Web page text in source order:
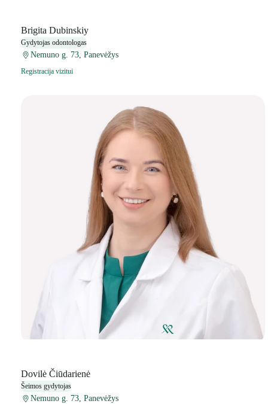
Brigita Dubinskiy
Gydytojas odontologas
Nemuno g. 73, Panevėžys
Registracija vizitui
Dovilė Čiūdarienė
Šeimos gydytojas
Nemuno g. 73, Panevėžys